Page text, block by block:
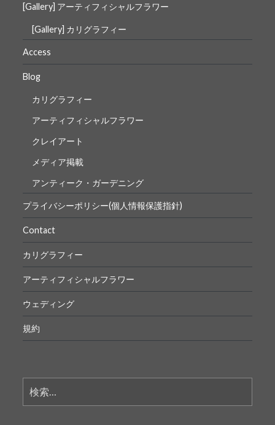
[Gallery] アーティフィシャルフラワー
[Gallery] カリグラフィー
Access
Blog
カリグラフィー
アーティフィシャルフラワー
クレイアート
メディア掲載
アンティーク・ガーデニング
プライバシーポリシー(個人情報保護指針)
Contact
カリグラフィー
アーティフィシャルフラワー
ウェディング
規約
索: